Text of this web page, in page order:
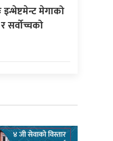
मेगाको
सर्वोच्चको